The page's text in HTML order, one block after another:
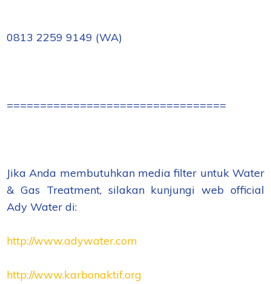
0813 2259 9149 (WA)
=================================
Jika Anda membutuhkan media filter untuk Water
& Gas Treatment, silakan kunjungi web official
Ady Water di:
http://www.adywater.com
http://www.karbonaktif.org